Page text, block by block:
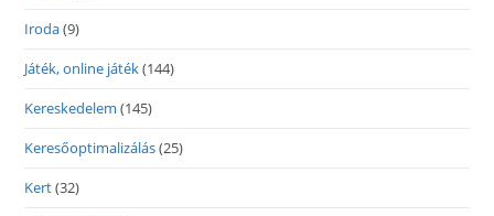
Iroda(9)
Játék, online játék(144)
Kereskedelem (145)
Keresőoptimalizálás(25)
Kert(32)